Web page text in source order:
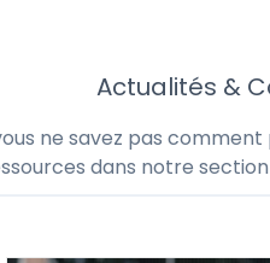
Actualités &
ne savez pas
dans notre